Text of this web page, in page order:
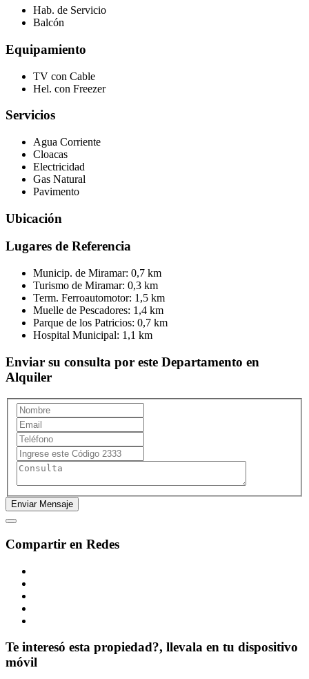
Hab. de Servicio
Balcón
Equipamiento
TV con Cable
Hel. con Freezer
Servicios
Agua Corriente
Cloacas
Electricidad
Gas Natural
Pavimento
Ubicación
Lugares de Referencia
Municip. de Miramar: 0,7 km
Turismo de Miramar: 0,3 km
Term. Ferroautomotor: 1,5 km
Muelle de Pescadores: 1,4 km
Parque de los Patricios: 0,7 km
Hospital Municipal: 1,1 km
Enviar su consulta por este Departamento en
Alquiler
Compartir en Redes
Te interesó esta propiedad?, llevala en tu dispositivo
móvil